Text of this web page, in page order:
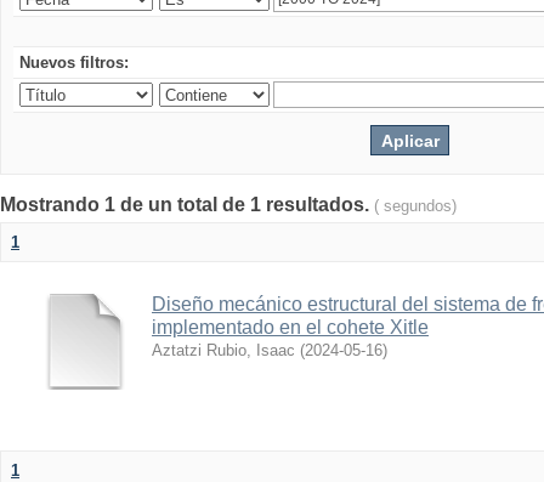
Nuevos filtros:
Mostrando 1 de un total de 1 resultados. ( segundos)
1
Diseño mecánico estructural del sistema de
implementado en el cohete Xitle
Aztatzi Rubio, Isaac (2024-05-16)
1